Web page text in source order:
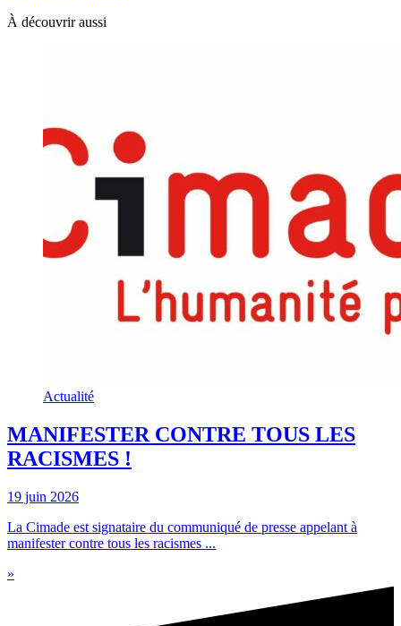
À découvrir aussi
Actualité
MANIFESTER CONTRE TOUS LES
RACISMES !
19 juin 2026
La Cimade est signataire du communiqué de presse appelant à
manifester contre tous les racismes ...
»